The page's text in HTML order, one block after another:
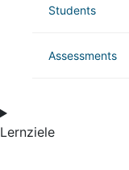
Students
Assessments
Lernziele